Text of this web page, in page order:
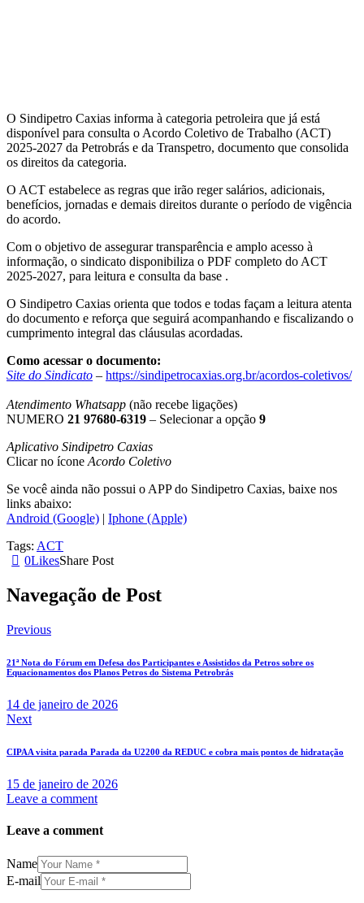
O Sindipetro Caxias informa à categoria petroleira que já está
disponível para consulta o Acordo Coletivo de Trabalho (ACT)
2025-2027 da Petrobrás e da Transpetro, documento que consolida
os direitos da categoria.
O ACT estabelece as regras que irão reger salários, adicionais,
benefícios, jornadas e demais direitos durante o período de vigência
do acordo.
Com o objetivo de assegurar transparência e amplo acesso à
informação, o sindicato disponibiliza o PDF completo do ACT
2025-2027, para leitura e consulta da base .
O Sindipetro Caxias orienta que todos e todas façam a leitura atenta
do documento e reforça que seguirá acompanhando e fiscalizando o
cumprimento integral das cláusulas acordadas.
Como acessar o documento:
Site do Sindicato – https://sindipetrocaxias.org.br/acordos-coletivos/
Atendimento Whatsapp (não recebe ligações)
NUMERO 21 97680-6319 – Selecionar a opção 9
Aplicativo Sindipetro Caxias
Clicar no ícone Acordo Coletivo
Se você ainda não possui o APP do Sindipetro Caxias, baixe nos
links abaixo:
Android (Google) | Iphone (Apple)
Tags: ACT
0LikesShare Post
Navegação de Post
Previous
21ª Nota do Fórum em Defesa dos Participantes e Assistidos da Petros sobre os
Equacionamentos dos Planos Petros do Sistema Petrobrás
14 de janeiro de 2026
Next
CIPAA visita parada Parada da U2200 da REDUC e cobra mais pontos de hidratação
15 de janeiro de 2026
Leave a comment
Leave a comment
Name
E-mail